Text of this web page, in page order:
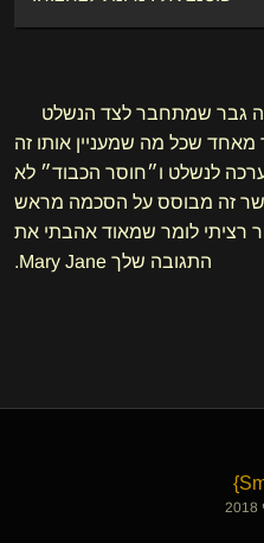
גבר שמתחבר לצד הנשלט
מאחד שכל מה שמעניין אותו זה
לנשלט ו״חוסר הכבוד״ לא
זה מבוסס על הסכמה מראש
רציתי לומר שמאוד אהבתי את
התגובה שלך Mary Jane.
}